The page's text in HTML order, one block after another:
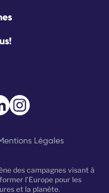
des campagnes visant à
l’Europe pour les
et la planète.
Légales